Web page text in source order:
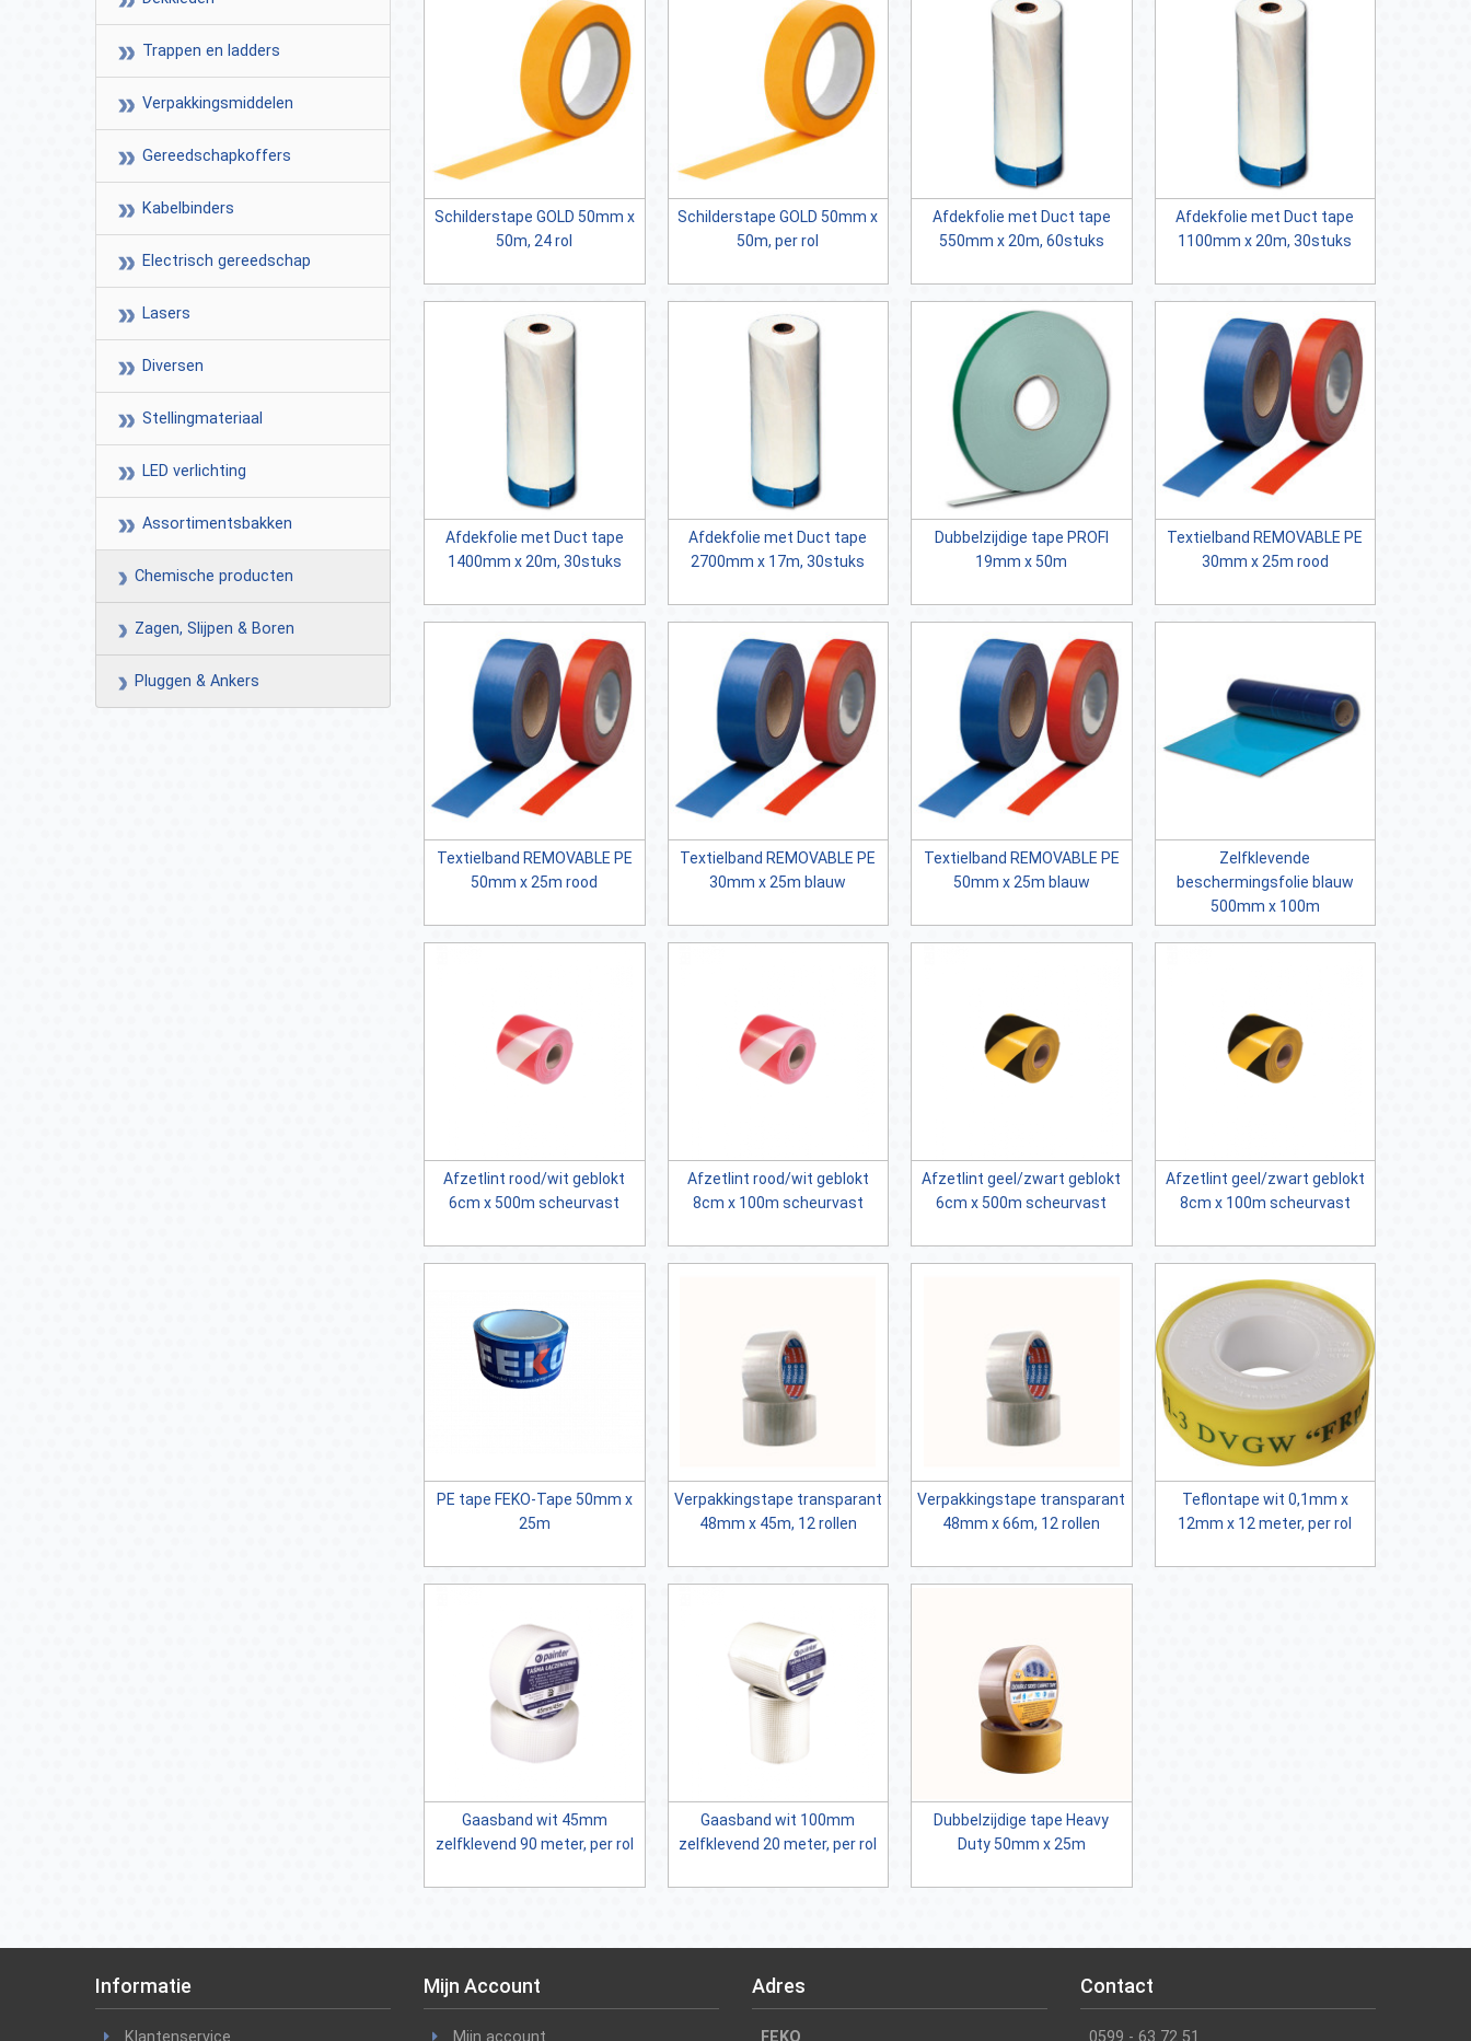
Trappen en ladders
Verpakkingsmiddelen
Gereedschapkoffers
Kabelbinders
Electrisch gereedschap
Lasers
Diversen
Stellingmateriaal
LED verlichting
Assortimentsbakken
Chemische producten
Zagen, Slijpen & Boren
Pluggen & Ankers
Schilderstape GOLD 50mm x
50m, 24 rol
Schilderstape GOLD 50mm x
50m, per rol
Afdekfolie met Duct tape
550mm x 20m, 60stuks
Afdekfolie met Duct tape
1100mm x 20m, 30stuks
Afdekfolie met Duct tape
1400mm x 20m, 30stuks
Afdekfolie met Duct tape
2700mm x 17m, 30stuks
Dubbelzijdige tape PROFI
19mm x 50m
Textielband REMOVABLE PE
30mm x 25m rood
Textielband REMOVABLE PE
50mm x 25m rood
Textielband REMOVABLE PE
30mm x 25m blauw
Textielband REMOVABLE PE
50mm x 25m blauw
Zelfklevende
beschermingsfolie blauw
500mm x 100m
Afzetlint rood/wit geblokt
6cm x 500m scheurvast
Afzetlint rood/wit geblokt
8cm x 100m scheurvast
Afzetlint geel/zwart geblokt
6cm x 500m scheurvast
Afzetlint geel/zwart geblokt
8cm x 100m scheurvast
PE tape FEKO-Tape 50mm x
25m
Verpakkingstape transparant
48mm x 45m, 12 rollen
Verpakkingstape transparant
48mm x 66m, 12 rollen
Teflontape wit 0,1mm x
12mm x 12 meter, per rol
Gaasband wit 45mm
zelfklevend 90 meter, per rol
Gaasband wit 100mm
zelfklevend 20 meter, per rol
Dubbelzijdige tape Heavy
Duty 50mm x 25m
Informatie Mijn Account Adres Contact